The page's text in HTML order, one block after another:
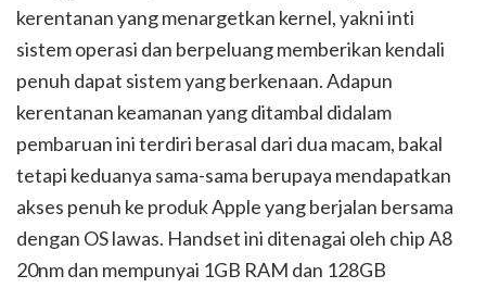
kerentanan yang menargetkan kernel, yakni inti
sistem operasi dan berpeluang memberikan kendali
penuh dapat sistem yang berkenaan. Adapun
kerentanan keamanan yang ditambal didalam
pembaruan ini terdiri berasal dari dua macam, bakal
tetapi keduanya sama-sama berupaya mendapatkan
akses penuh ke produk Apple yang berjalan bersama
dengan OS lawas. Handset ini ditenagai oleh chip A8
20nm dan mempunyai 1GB RAM dan 128GB